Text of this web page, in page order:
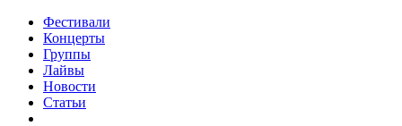
Фестивали
Концерты
Группы
Лайвы
Новости
Статьи